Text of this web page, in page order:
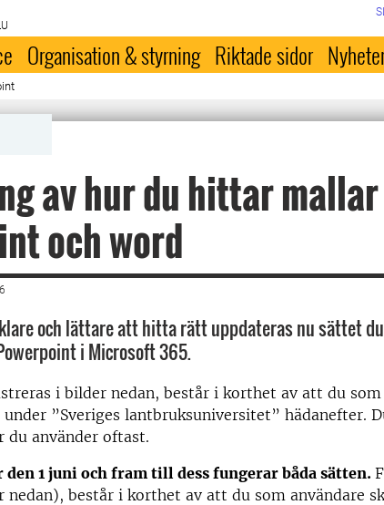
Organisation & styrning Riktade sidor
av hur du hittar
och word
och lättare att hitta rätt uppdateras nu sättet
i Microsoft 365.
i bilder nedan, består i korthet av att du som
”Sveriges lantbruksuniversitet” hädanefter.
du använder oftast.
den 1 juni och fram till dess fungerar båda sätten.
består i korthet av att du som användare